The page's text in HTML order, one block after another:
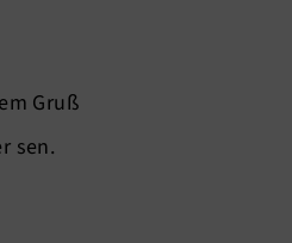
Gruß
sen.